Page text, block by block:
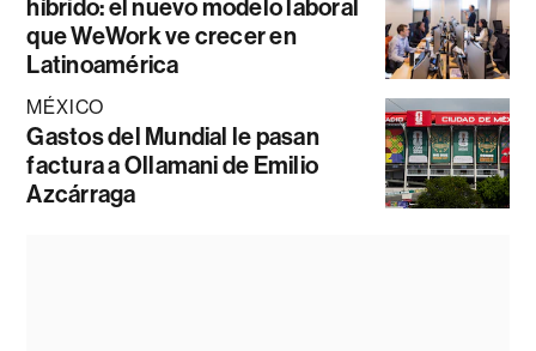
híbrido: el nuevo modelo laboral
que WeWork ve crecer en
Latinoamérica
MÉXICO
Gastos del Mundial le pasan
factura a Ollamani de Emilio
Azcárraga